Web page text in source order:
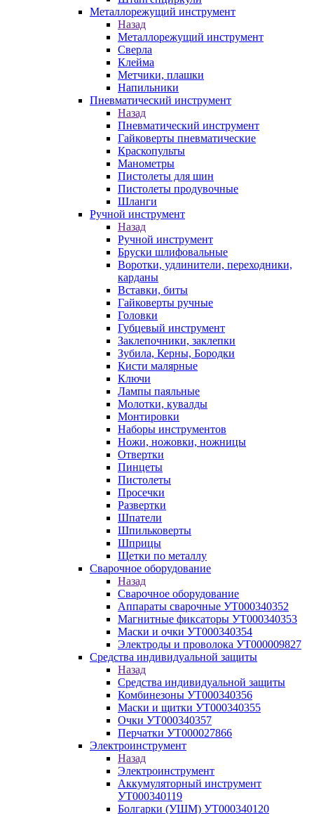
Металлорежущий инструмент
Назад
Металлорежущий инструмент
Сверла
Клейма
Метчики, плашки
Напильники
Пневматический инструмент
Назад
Пневматический инструмент
Гайковерты пневматические
Краскопульты
Манометры
Пистолеты для шин
Пистолеты продувочные
Шланги
Ручной инструмент
Назад
Ручной инструмент
Бруски шлифовальные
Воротки, удлинители, переходники,
карданы
Вставки, биты
Гайковерты ручные
Головки
Губцевый инструмент
Заклепочники, заклепки
Зубила, Керны, Бородки
Кисти малярные
Ключи
Лампы паяльные
Молотки, кувалды
Монтировки
Наборы инструментов
Ножи, ножовки, ножницы
Отвертки
Пинцеты
Пистолеты
Просечки
Развертки
Шпатели
Шпильковерты
Шприцы
Щетки по металлу
Сварочное оборудование
Назад
Сварочное оборудование
Аппараты сварочные УТ000340352
Магнитные фиксаторы УТ000340353
Маски и очки УТ000340354
Электроды и проволока УТ000009827
Средства индивидуальной защиты
Назад
Средства индивидуальной защиты
Комбинезоны УТ000340356
Маски и щитки УТ000340355
Очки УТ000340357
Перчатки УТ000027866
Электроинструмент
Назад
Электроинструмент
Аккумуляторный инструмент
УТ000340119
Болгарки (УШМ) УТ000340120